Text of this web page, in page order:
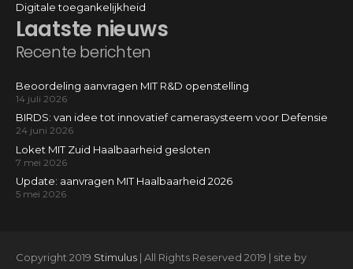
Laatste nieuws
Recente berichten
Beoordeling aanvragen MIT R&D openstelling
14 juli 2026
BIRDS: van idee tot innovatief camerasysteem voor Defensie
24 juni 2026
Loket MIT Zuid Haalbaarheid gesloten
7 mei 2026
Update: aanvragen MIT Haalbaarheid 2026
5 mei 2026
Digitale toegankelijkheid
Copyright 2019 Stimulus| All Rights Reserved 2019 | site by